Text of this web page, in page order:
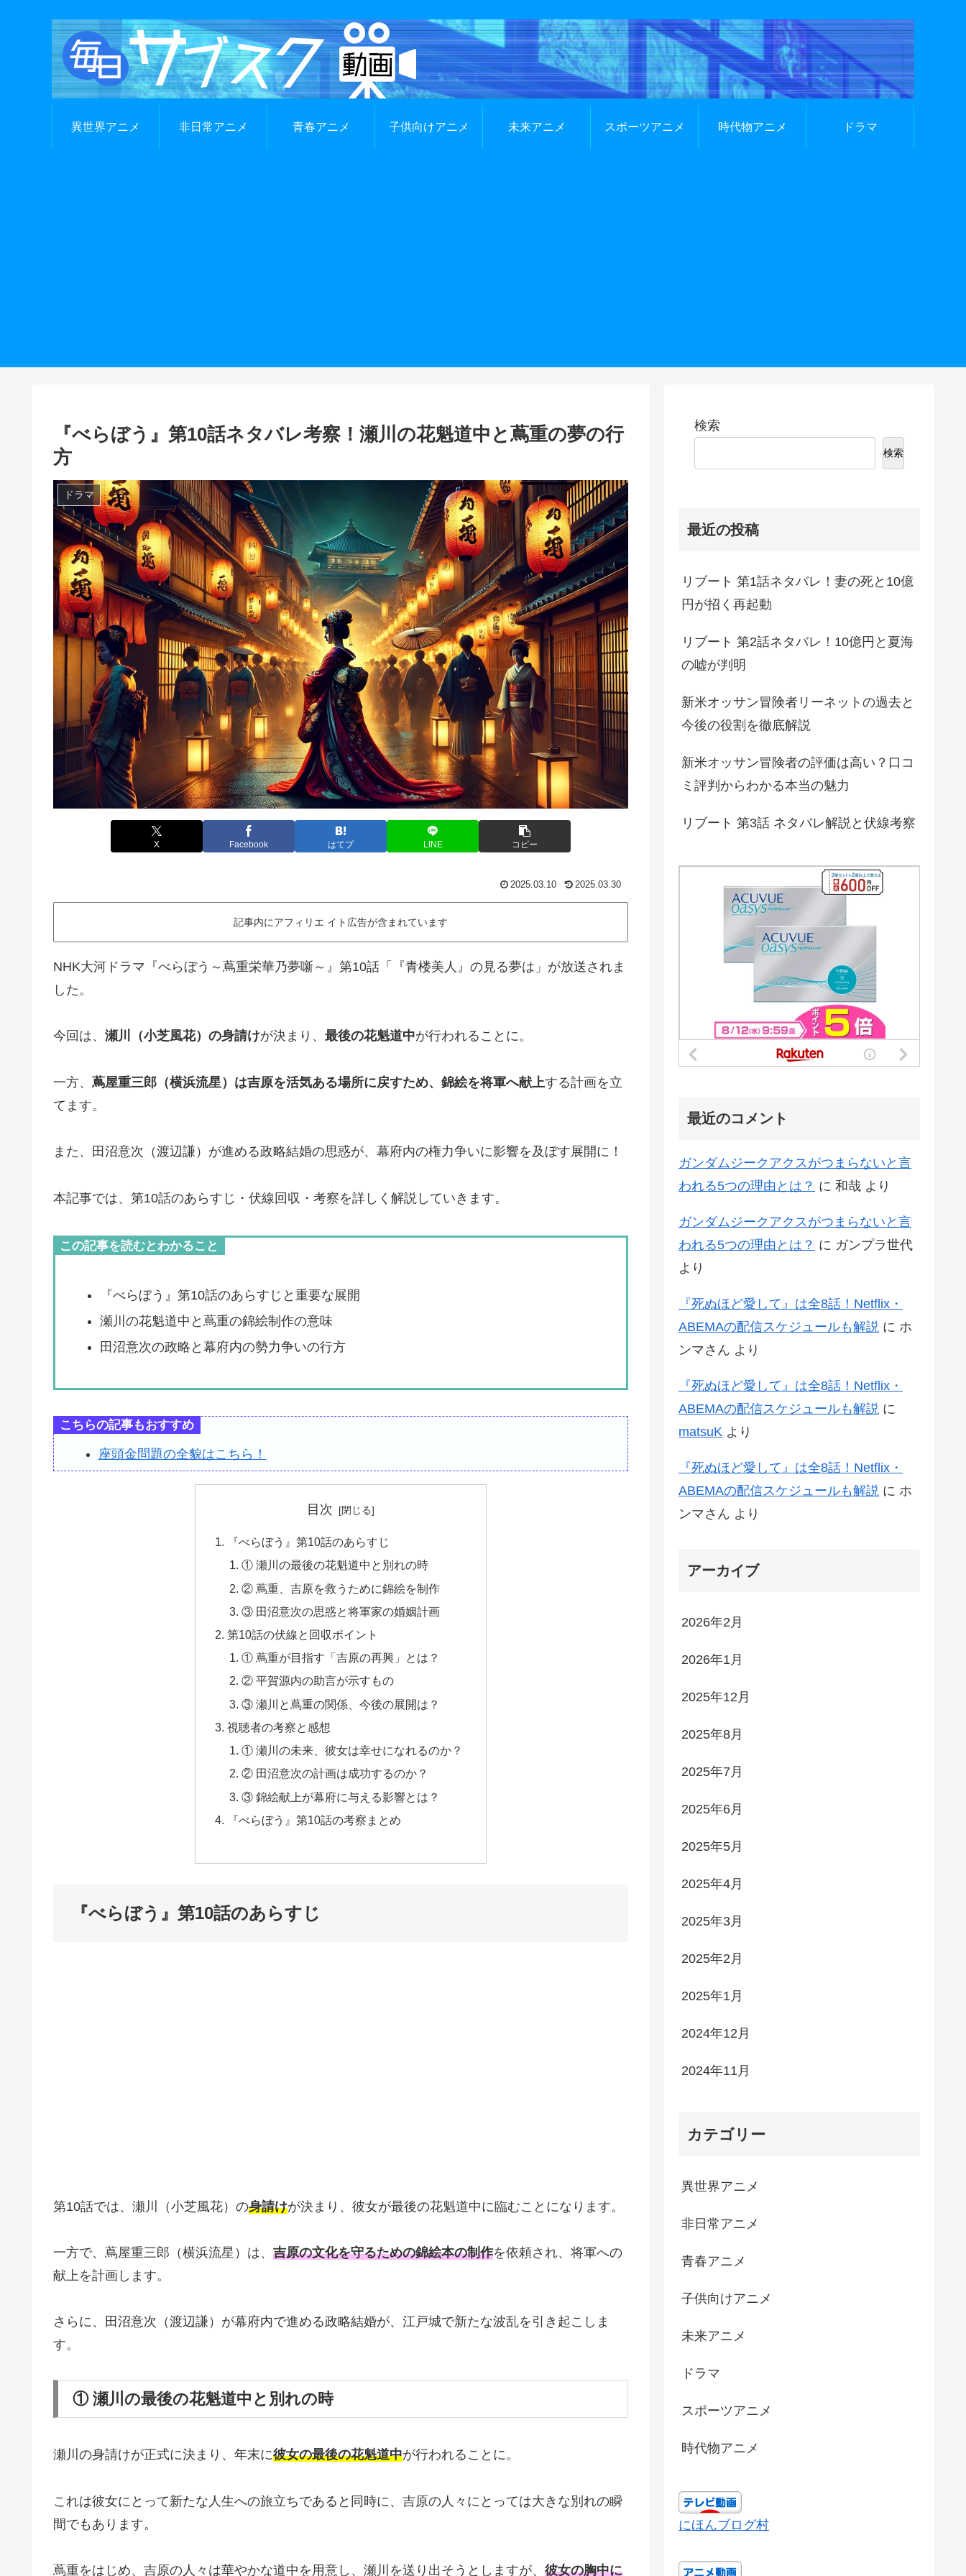
異世界アニメ 非日常アニメ 青春アニメ 子供向けアニメ 未来アニメ スポーツアニメ 時代物アニメ ドラマ
『べらぼう』第10話ネタバレ考察！瀬川の花魁道中と蔦重の夢の行
方
ドラマ
X Facebook はてブ LINE コピー
2025.03.10 2025.03.30
記事内にアフィリエ イト広告が含まれています
NHK大河ドラマ『べらぼう～蔦重栄華乃夢噺～』第10話「『青楼美人』の見る夢は」が放送されま
した。
今回は、 瀬川（小芝風花）の身請けが決まり、 最後の花魁道中が行われることに。
一方、 蔦屋重三郎（横浜流星）は吉原を活気ある場所に戻すため、錦絵を将軍へ献上する計画を立
てます。
また、田沼意次（渡辺謙）が進める政略結婚の思惑が、幕府内の権力争いに影響を及ぼす展開に！
本記事では、第10話のあらすじ・伏線回収・考察を詳しく解説していきます。
この記事を読むとわかること
『べらぼう』第10話のあらすじと重要な展開
瀬川の花魁道中と蔦重の錦絵制作の意味
田沼意次の政略と幕府内の勢力争いの行方
こちらの記事もおすすめ
座頭金問題の全貌はこちら！
目次
『べらぼう』第10話のあらすじ
① 瀬川の最後の花魁道中と別れの時
② 蔦重、吉原を救うために錦絵を制作
③ 田沼意次の思惑と将軍家の婚姻計画
第10話の伏線と回収ポイント
① 蔦重が目指す「吉原の再興」とは？
② 平賀源内の助言が示すもの
③ 瀬川と蔦重の関係、今後の展開は？
視聴者の考察と感想
① 瀬川の未来、彼女は幸せになれるのか？
② 田沼意次の計画は成功するのか？
③ 錦絵献上が幕府に与える影響とは？
『べらぼう』第10話の考察まとめ
『べらぼう』第10話のあらすじ
第10話では、瀬川（小芝風花）の身請けが決まり、彼女が最後の花魁道中に臨むことになります。
一方で、蔦屋重三郎（横浜流星）は、 吉原の文化を守るための錦絵本の制作を依頼され、将軍への
献上を計画します。
さらに、田沼意次（渡辺謙）が幕府内で進める政略結婚が、江戸城で新たな波乱を引き起こしま
す。
① 瀬川の最後の花魁道中と別れの時
瀬川の身請けが正式に決まり、年末に彼女の最後の花魁道中が行われることに。
これは彼女にとって新たな人生への旅立ちであると同時に、吉原の人々にとっては大きな別れの瞬
間でもあります。
蔦重をはじめ、吉原の人々は華やかな道中を用意し、瀬川を送り出そうとしますが、 彼女の胸中に
検索
検索
最近の投稿
リブート 第1話ネタバレ！妻の死と10億
円が招く再起動
リブート 第2話ネタバレ！10億円と夏海
の嘘が判明
新米オッサン冒険者リーネットの過去と
今後の役割を徹底解説
新米オッサン冒険者の評価は高い？口コ
ミ評判からわかる本当の魅力
リブート 第3話 ネタバレ解説と伏線考察
最近のコメント
ガンダムジークアクスがつまらないと言
われる5つの理由とは？ に 和哉 より
ガンダムジークアクスがつまらないと言
われる5つの理由とは？ に ガンプラ世代
より
『死ぬほど愛して』は全8話！Netflix・
ABEMAの配信スケジュールも解説 に ホ
ンマさん より
『死ぬほど愛して』は全8話！Netflix・
ABEMAの配信スケジュールも解説 に
matsuK より
『死ぬほど愛して』は全8話！Netflix・
ABEMAの配信スケジュールも解説 に ホ
ンマさん より
アーカイブ
2026年2月
2026年1月
2025年12月
2025年8月
2025年7月
2025年6月
2025年5月
2025年4月
2025年3月
2025年2月
2025年1月
2024年12月
2024年11月
カテゴリー
異世界アニメ
非日常アニメ
青春アニメ
子供向けアニメ
未来アニメ
ドラマ
スポーツアニメ
時代物アニメ
にほんブログ村